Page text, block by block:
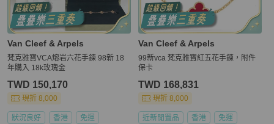
Van Cleef & Arpels
梵克雅寶VCA熔岩六花手鍊 98新 18
年購入 18k玫瑰金
TWD 150,170
現折 8,000
狀況良好 香港 免運
Van Cleef & Arpels
99新vca 梵克雅寶紅五花手鍊，附件
保卡
TWD 168,831
現折 8,000
近新閒置品 香港 免運